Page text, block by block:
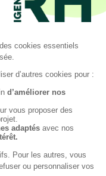
LinkedIn
TikTok